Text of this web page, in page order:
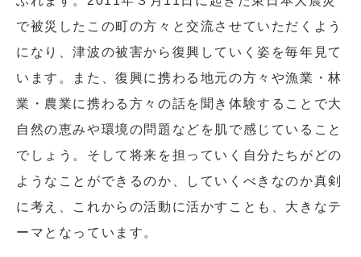
で被災したこの町の方々と交流させていただくよう
になり、津波の被害から復興していく姿を毎年見て
います。また、復興に携わる地元の方々や漁業・林
業・農業に携わる方々の話を聞き体験することで大
自然の恵みや環境の問題などを肌で感じていること
でしょう。そして将来を担っていく自分たちがどの
ようなことができるのか、していくべきなのか真剣
に考え、これからの活動に活かすことも、大きなテ
ーマとなっています。